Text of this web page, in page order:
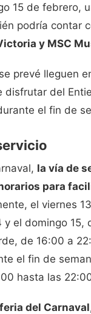
15 de febrero,
podría contar
y MSC
prevé lleguen
del
el fin de
la vía de
para
el viernes
el domingo
de 16:00 a
el fin de
hasta las
del Carnaval